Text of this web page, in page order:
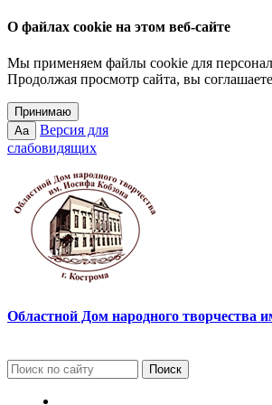
О файлах cookie на этом веб-сайте
Мы применяем файлы cookie для
Продолжая просмотр сайта, вы
Принимаю
Aa
Версия для
слабовидящих
Областной Дом народного творчества